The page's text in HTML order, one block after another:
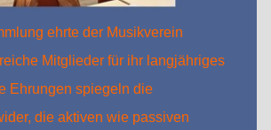
ehrte der Musikverein
Mitglieder für ihr langjähriges
Ehrungen spiegeln die
die aktiven wie passiven